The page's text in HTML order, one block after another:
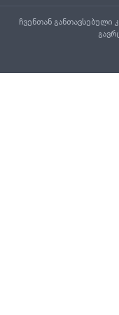
ჩვენთან განთავსებული